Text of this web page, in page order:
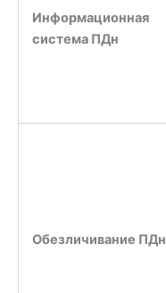
Информационная
система ПДн
Обезличивание ПДн